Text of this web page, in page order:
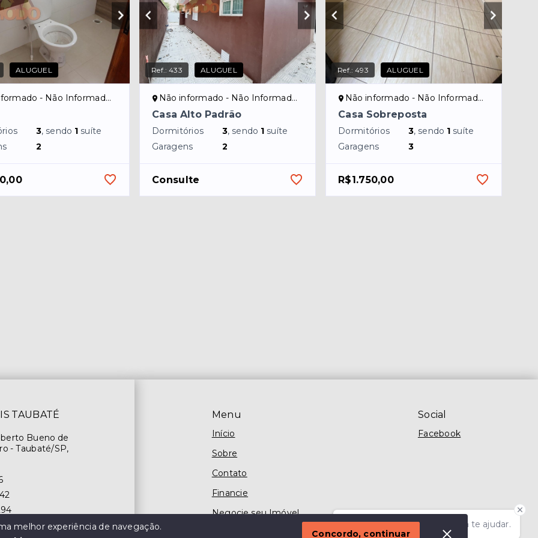
ALUGUEL
- Não Informado/NI
3, sendo 1 suíte
2
Ref.:433 ALUGUEL
Não informado - Não Informado/NI
Casa Alto Padrão
Dormitórios 3, sendo 1 suíte
Garagens
2
Consulte
Ref.:493 ALUGUEL
Não informado - Não Informado/NI
Casa Sobreposta
Dormitórios 3, sendo 1 suíte
Garagens
3
R$1.750,00
Olá! Estamos disponíveis para te ajudar.
Menu
Início
Sobre
Contato
Financie
Negocie seu Imóvel
Social
Facebook
TAUBATÉ
Bueno de
- Taubaté/SP,
melhor experiência de navegação.
Concordo, continuar